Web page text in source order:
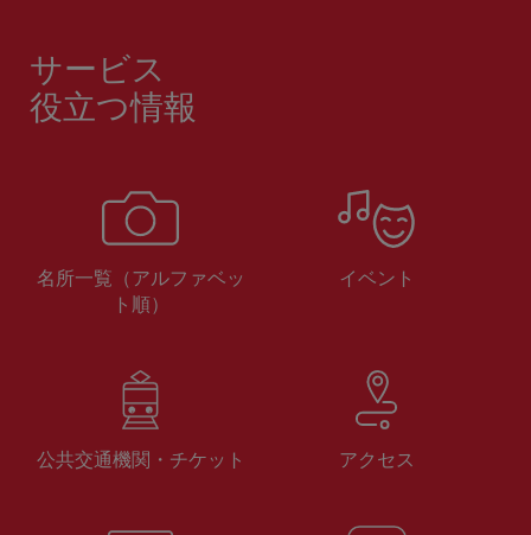
サービス
役立つ情報
名所一覧（アルファベッ
ト順）
イベント
公共交通機関・チケット アクセス